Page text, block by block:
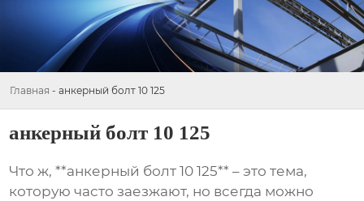
Главная - анкерный болт 10 125
анкерный болт 10 125
Что ж, **анкерный болт 10 125** – это тема,
которую часто заезжают, но всегда можно